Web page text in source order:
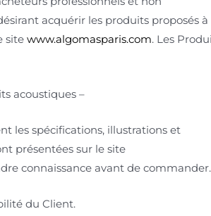
acquérir les produits proposés à
sitewww.algomasparis.com. Les
acoustiques –
les spécifications, illustrations et
présentées sur le site
connaissance avant de commander.
du Client.